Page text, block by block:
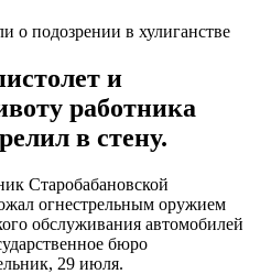
о подозрении в хулиганстве
и
работника
в стену.
Старобабановской
огнестрельным оружием
обслуживания автомобилей
бюро
29 июля.